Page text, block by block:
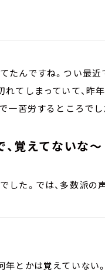
たんですね。つい最
てしまっていて、昨
一苦労するところでし
覚えてないな～
た。では、多数派の
年とかは覚えていな